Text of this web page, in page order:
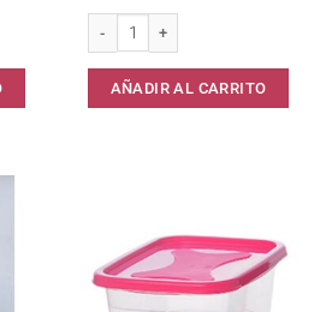
Libelulas . cantidadVianda Doble 25x17x4 Jaguar .
AÑADIR AL CARRITO